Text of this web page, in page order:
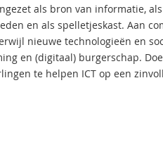
als bron van informatie,
en als spelletjeskast. Aan
nieuwe technologieën en
en (digitaal) burgerschap.
te helpen ICT op een